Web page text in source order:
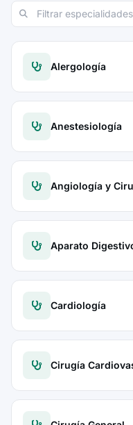
Alergología
Anestesiología
Angiología y
Aparato
Cardiología
Cirugía